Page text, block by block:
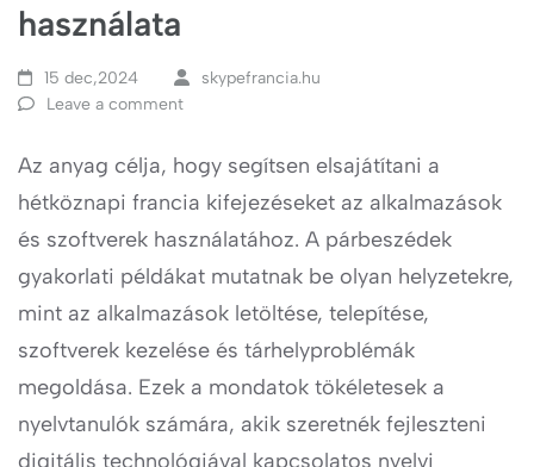
használata
15 dec,2024
skypefrancia.hu
Leave a comment
Az anyag célja, hogy segítsen elsajátítani a
hétköznapi francia kifejezéseket az alkalmazások
és szoftverek használatához. A párbeszédek
gyakorlati példákat mutatnak be olyan helyzetekre,
mint az alkalmazások letöltése, telepítése,
szoftverek kezelése és tárhelyproblémák
megoldása. Ezek a mondatok tökéletesek a
nyelvtanulók számára, akik szeretnék fejleszteni
digitális technológiával kapcsolatos nyelvi